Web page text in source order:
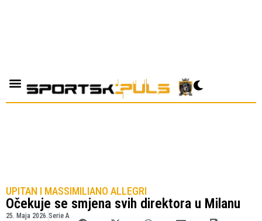
UPITAN I MASSIMILIANO ALLEGRI
Očekuje se smjena svih direktora u Milanu
25. Maja 2026.Serie A